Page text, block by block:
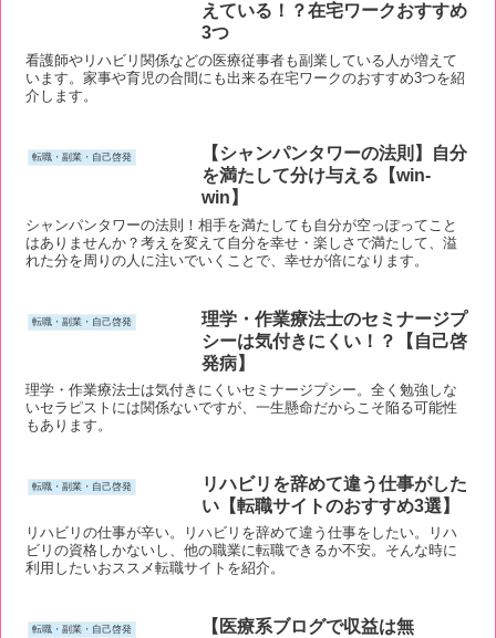
えている！？在宅ワークおすすめ
3つ
看護師やリハビリ関係などの医療従事者も副業している人が増えて
います。家事や育児の合間にも出来る在宅ワークのおすすめ3つを紹
介します。
転職・副業・自己啓発
【シャンパンタワーの法則】自分
を満たして分け与える【win-
win】
シャンパンタワーの法則！相手を満たしても自分が空っぽってこと
はありませんか？考えを変えて自分を幸せ・楽しさで満たして、溢
れた分を周りの人に注いでいくことで、幸せが倍になります。
転職・副業・自己啓発
理学・作業療法士のセミナージプ
シーは気付きにくい！？【自己啓
発病】
理学・作業療法士は気付きにくいセミナージプシー。全く勉強しな
いセラピストには関係ないですが、一生懸命だからこそ陥る可能性
もあります。
転職・副業・自己啓発
リハビリを辞めて違う仕事がした
い【転職サイトのおすすめ3選】
リハビリの仕事が辛い。リハビリを辞めて違う仕事をしたい。リハ
ビリの資格しかないし、他の職業に転職できるか不安。そんな時に
利用したいおススメ転職サイトを紹介。
転職・副業・自己啓発
【医療系ブログで収益は無